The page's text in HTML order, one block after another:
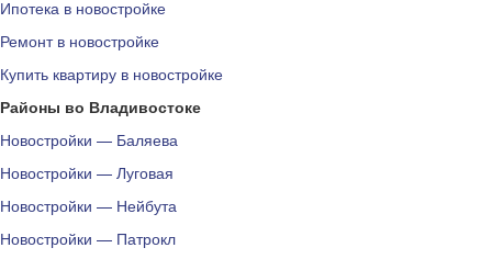
Ипотека в новостройке
Ремонт в новостройке
Купить квартиру в новостройке
Районы во Владивостоке
Новостройки — Баляева
Новостройки — Луговая
Новостройки — Нейбута
Новостройки — Патрокл